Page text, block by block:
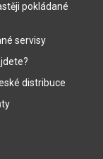
pokládané
servisy
distribuce